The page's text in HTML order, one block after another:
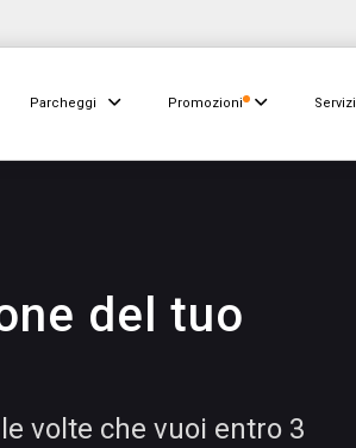
Parcheggi Promozioni Servizi
del tuo
volte che vuoi entro 3